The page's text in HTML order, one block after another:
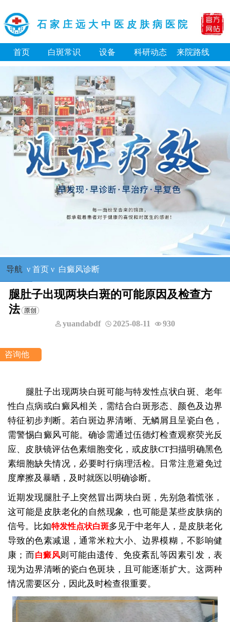
石家庄远大中医皮肤病医院
首页 白斑常识 设备 科研动态 来院路线
导航 ν 首页ν 白癜风诊断
腿肚子出现两块白斑的可能原因及检查方
法
yuandabdf 2025-08-11 930
白癜风
腿肚子出现两块白斑可能与特发性点状白斑、老年
性白点病或白癜风相关，需结合白斑形态、颜色及边界
特征初步判断。若白斑边界清晰、无鳞屑且呈瓷白色，
需警惕白癜风可能。确诊需通过伍德灯检查观察荧光反
应、皮肤镜评估色素细胞变化，或皮肤CT扫描明确黑色
素细胞缺失情况，必要时行病理活检。日常注意避免过
度摩擦及暴晒，及时就医以明确诊断。
近期发现腿肚子上突然冒出两块白斑，先别急着慌张，
这可能是皮肤老化的自然现象，也可能是某些皮肤病的
信号。比如特发性点状白斑多见于中老年人，是皮肤老化
导致的色素减退，通常米粒大小、边界模糊，不影响健
康；而 白癜风则可能由遗传、免疫紊乱等因素引发，表
现为边界清晰的瓷白色斑块，且可能逐渐扩大。这两种
情况需要区分，因此及时检查很重要。